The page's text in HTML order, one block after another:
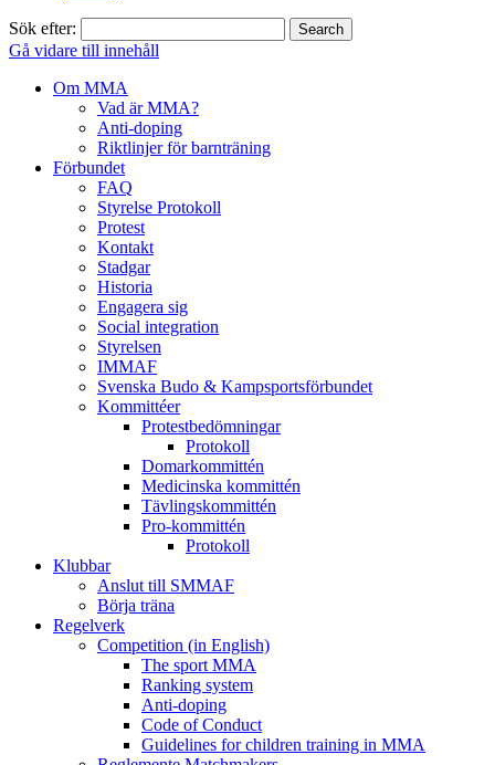
Sök efter:
Gå vidare till innehåll
Om MMA
Vad är MMA?
Anti-doping
Riktlinjer för barnträning
Förbundet
FAQ
Styrelse Protokoll
Protest
Kontakt
Stadgar
Historia
Engagera sig
Social integration
Styrelsen
IMMAF
Svenska Budo & Kampsportsförbundet
Kommittéer
Protestbedömningar
Protokoll
Domarkommittén
Medicinska kommittén
Tävlingskommittén
Pro-kommittén
Protokoll
Klubbar
Anslut till SMMAF
Börja träna
Regelverk
Competition (in English)
The sport MMA
Ranking system
Anti-doping
Code of Conduct
Guidelines for children training in MMA